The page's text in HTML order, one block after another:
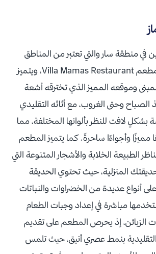
في منطقة سار والتي تعتبر من المناطق
الأكثر ازدحامًا يقع مطعم Villa Mamas Restaurant، ويتميز
وموقعه المميز الذي تخترقه أشعة
وحتى الغروب، مع أثاثه التقليدي
لافت للنظر بألوانها المختلفة، مما
مميزًا وأجواءًا ساحرةً. كما يتميز المطعم
الطبيعة الخلابة والأشجار المتنوعة التي
المنزلية، حيث تحتوي الحديقة
أنواع عديدة من الخضراوات والنباتات
مباشرة في إعداد وجبات الطعام
الزبائن، إذ يحرص المطعم على تقديم
التقليدية بنمط عصري أنيق، حيث تلمس